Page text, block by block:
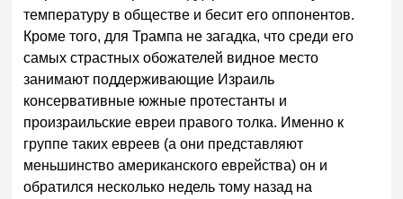
температуру в обществе и бесит его оппонентов.
Кроме того, для Трампа не загадка, что среди его
самых страстных обожателей видное место
занимают поддерживающие Израиль
консервативные южные протестанты и
произраильские евреи правого толка. Именно к
группе таких евреев (а они представляют
меньшинство американского еврейства) он и
обратился несколько недель тому назад на